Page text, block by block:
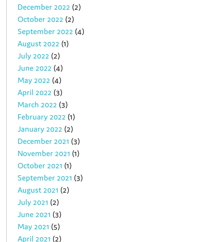
December 2022 (2)
October 2022 (2)
September 2022 (4)
August 2022 (1)
July 2022 (2)
June 2022 (4)
May 2022 (4)
April 2022 (3)
March 2022 (3)
February 2022 (1)
January 2022 (2)
December 2021 (3)
November 2021 (1)
October 2021 (1)
September 2021 (3)
August 2021 (2)
July 2021 (2)
June 2021 (3)
May 2021 (5)
April 2021 (2)